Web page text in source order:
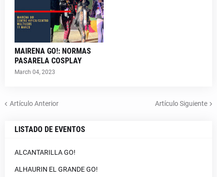
MAIRENA GO!: NORMAS
PASARELA COSPLAY
March 04, 2023
Artículo Anterior Artículo Siguiente
LISTADO DE EVENTOS
ALCANTARILLA GO!
ALHAURIN EL GRANDE GO!